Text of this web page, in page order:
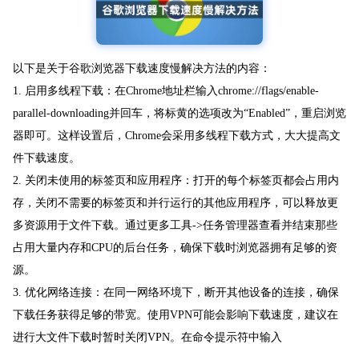
以下是关于谷歌浏览器下载速度慢解决方法的内容：
1. 启用多线程下载：在Chrome地址栏输入chrome://flags/enable-
parallel-downloading并回车，将标黄的选项改为“Enabled”，重启浏览
器即可。这样设置后，Chrome会采用多线程下载方式，大大提高文
件下载速度。
2. 关闭未使用的标签页和应用程序：打开的每个标签页都会占用内
存，关闭不需要的标签页和并行运行的其他应用程序，可以释放更
多资源用于文件下载。通过更多工具->任务管理器查看并结束那些
占用大量内存和CPU的后台任务，确保下载时浏览器拥有足够的资
源。
3. 优化网络连接：在同一网络环境下，断开其他设备的连接，确保
下载任务获得足够的带宽。使用VPN可能会影响下载速度，建议在
进行大文件下载时暂时关闭VPN。在命令提示符中输入